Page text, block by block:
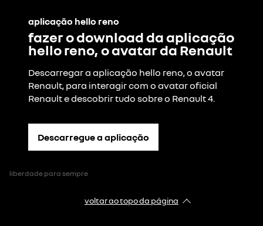
aplicação hello reno
fazer o download da aplicação
hello reno, o avatar da Renault
Descarregar a aplicação hello reno, o avatar
Renault, para interagir com o avatar oficial
Renault e descobrir tudo sobre o Renault 4.
Descarregue a aplicação
liberdade para sempre
voltar ao topo da página